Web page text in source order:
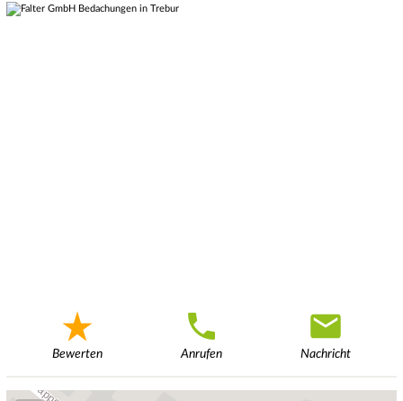
Bewerten Anrufen Nachricht